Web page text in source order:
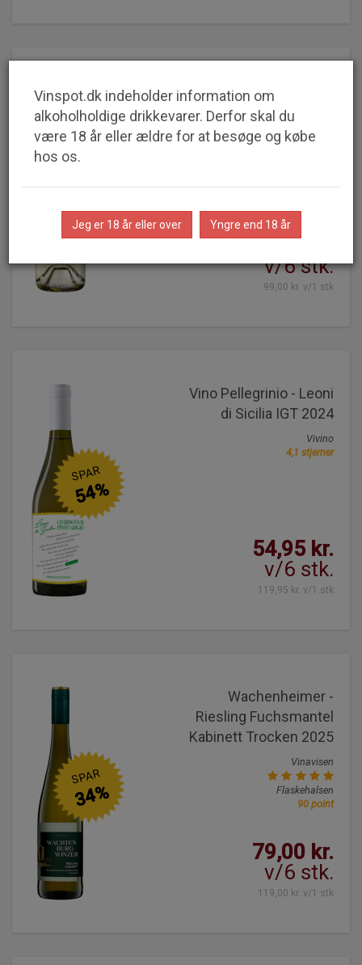
Vigneti del Vulture -
Pipoli Bianco
Basilicato IGP2025
Guldmedalje
64,95 kr.
v/6 stk.
99,00 kr. v/1 stk
34%
Vino Pellegrinio - Leoni
di Sicilia IGT 2024
Vivino
4,1 stjerner
54,95 kr.
v/6 stk.
119,95 kr. v/1 stk
SPAR
54%
Wachenheimer -
Riesling Fuchsmantel
Kabinett Trocken 2025
Vinavisen
Flaskehalsen
90 point
79,00 kr.
v/6 stk.
119,00 kr. v/1 stk
SPAR
34%
Vinspot.dk indeholder information om
alkoholholdige drikkevarer. Derfor skal du
være 18 år eller ældre for at besøge og købe
hos os.
Jeg er 18 år eller over Yngre end 18 år